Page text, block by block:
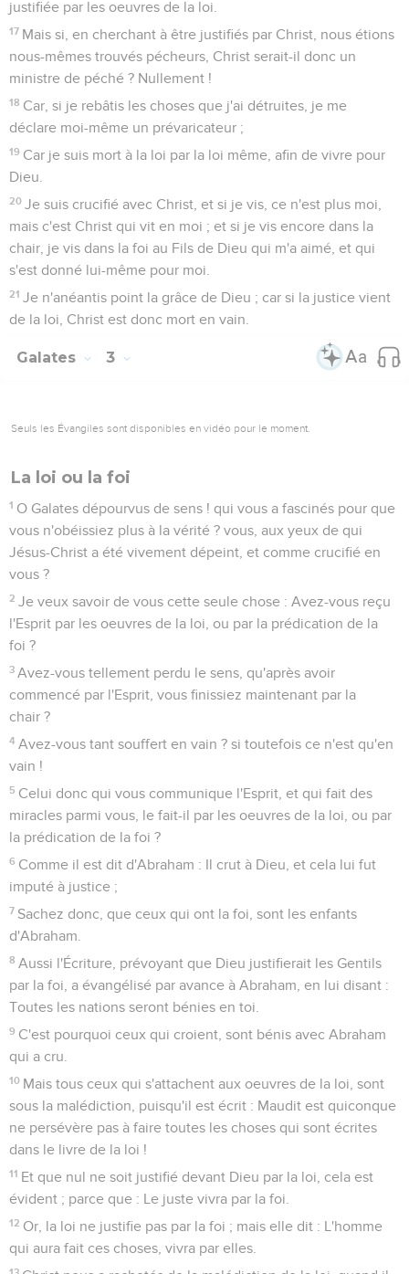
justifiée par les oeuvres de la loi.
17 Mais si, en cherchant à être justifiés par Christ, nous étions
nous-mêmes trouvés pécheurs, Christ serait-il donc un
ministre de péché ? Nullement !
18 Car, si je rebâtis les choses que j'ai détruites, je me
déclare moi-même un prévaricateur ;
19 Car je suis mort à la loi par la loi même, afin de vivre pour
Dieu.
20 Je suis crucifié avec Christ, et si je vis, ce n'est plus moi,
mais c'est Christ qui vit en moi ; et si je vis encore dans la
chair, je vis dans la foi au Fils de Dieu qui m'a aimé, et qui
s'est donné lui-même pour moi.
21 Je n'anéantis point la grâce de Dieu ; car si la justice vient
de la loi, Christ est donc mort en vain.
Galates 3
Seuls les Évangiles sont disponibles en vidéo pour le moment.
La loi ou la foi
1 O Galates dépourvus de sens ! qui vous a fascinés pour que
vous n'obéissiez plus à la vérité ? vous, aux yeux de qui
Jésus-Christ a été vivement dépeint, et comme crucifié en
vous ?
2 Je veux savoir de vous cette seule chose : Avez-vous reçu
l'Esprit par les oeuvres de la loi, ou par la prédication de la
foi ?
3 Avez-vous tellement perdu le sens, qu'après avoir
commencé par l'Esprit, vous finissiez maintenant par la
chair ?
4 Avez-vous tant souffert en vain ? si toutefois ce n'est qu'en
vain !
5 Celui donc qui vous communique l'Esprit, et qui fait des
miracles parmi vous, le fait-il par les oeuvres de la loi, ou par
la prédication de la foi ?
6 Comme il est dit d'Abraham : Il crut à Dieu, et cela lui fut
imputé à justice ;
7 Sachez donc, que ceux qui ont la foi, sont les enfants
d'Abraham.
8 Aussi l'Écriture, prévoyant que Dieu justifierait les Gentils
par la foi, a évangélisé par avance à Abraham, en lui disant :
Toutes les nations seront bénies en toi.
9 C'est pourquoi ceux qui croient, sont bénis avec Abraham
qui a cru.
10 Mais tous ceux qui s'attachent aux oeuvres de la loi, sont
sous la malédiction, puisqu'il est écrit : Maudit est quiconque
ne persévère pas à faire toutes les choses qui sont écrites
dans le livre de la loi !
11 Et que nul ne soit justifié devant Dieu par la loi, cela est
évident ; parce que : Le juste vivra par la foi.
12 Or, la loi ne justifie pas par la foi ; mais elle dit : L'homme
qui aura fait ces choses, vivra par elles.
13